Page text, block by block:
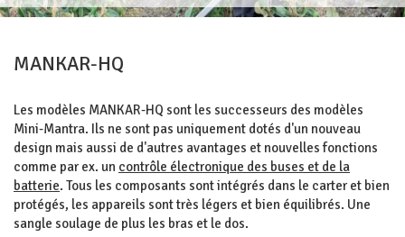
MANKAR-HQ
Les modèles MANKAR-HQ sont les successeurs des modèles
Mini-Mantra. Ils ne sont pas uniquement dotés d'un nouveau
design mais aussi de d'autres avantages et nouvelles fonctions
comme par ex. un contrôle électronique des buses et de la
batterie. Tous les composants sont intégrés dans le carter et bien
protégés, les appareils sont très légers et bien équilibrés. Une
sangle soulage de plus les bras et le dos.